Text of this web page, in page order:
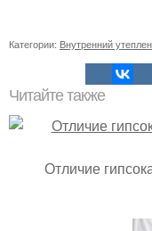
Категории: Внутренний
Читайте также
Отличие